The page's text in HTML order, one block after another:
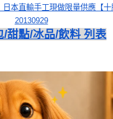
本直輸手工現做限量供應【十
20130929
/甜點/冰品/飲料 列表